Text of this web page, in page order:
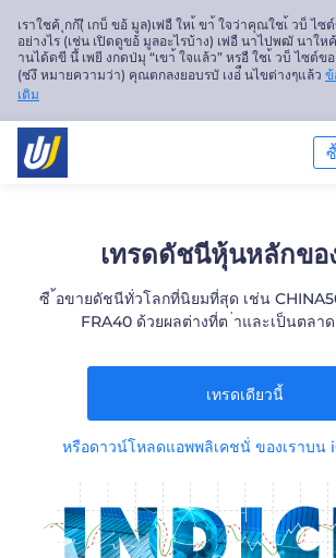
เราใชค้ ุกก้(ี เกบ็ ขอ้ มูล)เพ่อื ใหเ้ ขา้ ใจว่าคุณใชเ้ วบ็ ไซต์
อย่างไร (เช่น เปิดดูขอ้ มูลอะไรบ้าง) เพ่อื นาไปพฒั นาใ
านได้ดขี นึ้ เพยี งกดป่มุ “เขา้ ใจแล้ว” หรอื ใชเ้ วบ็ ไซต์ขอ
(ซ่งึ หมายความว่า) คุณตกลงยอบรบั เงอ่ื นไขต่างๆแล้ว ข้
เติม
แพลตฟอร์ม
การวิเคราะห์ตลาด
เกี่ยวกับเรา
ไทย
Trader
เทรดดัชนีหุ้นหลักขอ
ซื ้อขายดัชนีทั่วโลกที่นิยมที่สุด เช่น
FRA40 ด้วยผลต่างที่ต ่าและเป็นตลา
เทรดเดียวนี้
หรือดาวน์โหลดแอพพลิเคชนั่ ของเราบน